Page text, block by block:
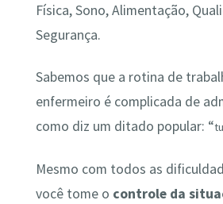
Física, Sono, Alimentação,
Segurança.
Sabemos que a rotina de
enfermeiro é complicada de
como diz um ditado popular: “
Mesmo com todos as
você tome o controle da